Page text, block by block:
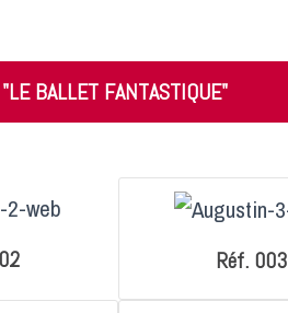
BALLET FANTASTIQUE"
Réf. 003